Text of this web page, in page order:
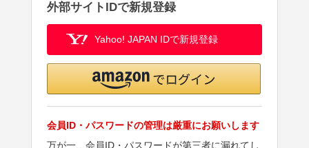
外部サイトIDで新規登録
Yahoo! JAPAN IDで新規登録
会員ID・パスワードの管理は厳重にお願いします
万が一、会員ID・パスワードが第三者に漏れてし